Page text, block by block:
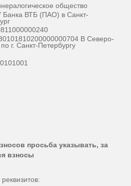
общество
ВТБ (ПАО) в Санкт-
В Северо-
г. Санкт-Петербургу
просьба указывать, за
взносы